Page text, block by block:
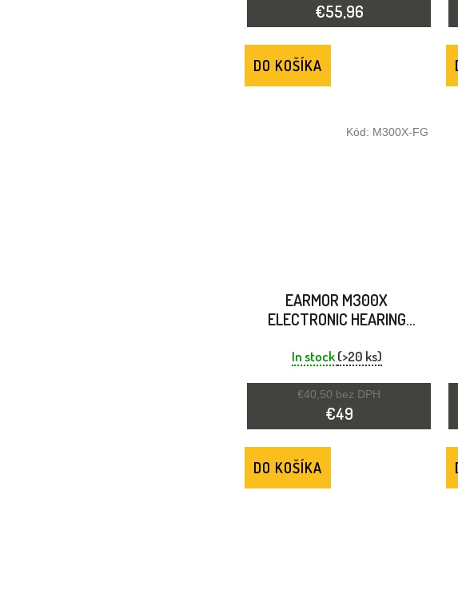
€55,96
DO KOŠÍKA
EARMOR M300X
ELECTRONIC HEARING
GREEN
In stock(>20 ks)
€40,50 bez DPH
€49
DO KOŠÍKA
Kód: M300X-FG